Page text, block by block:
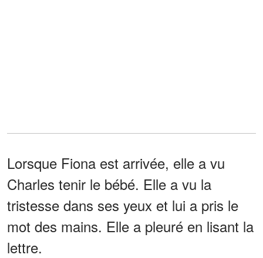
Lorsque Fiona est arrivée, elle a vu
Charles tenir le bébé. Elle a vu la
tristesse dans ses yeux et lui a pris le
mot des mains. Elle a pleuré en lisant la
lettre.